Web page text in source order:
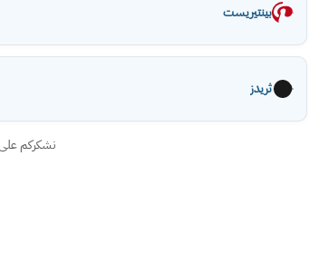
بينتيريست
ثريدز
نشكركم على